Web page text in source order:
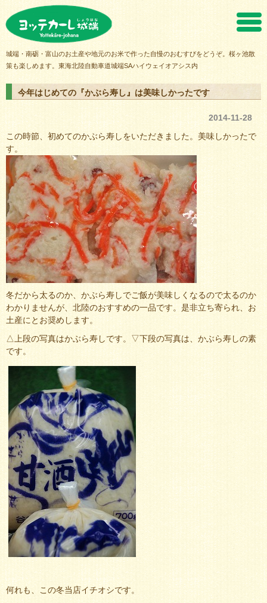
城端・南砺・富山のお土産や地元のお米で作った自慢のおむすびをどうぞ。桜ヶ池散
策も楽しめます。東海北陸自動車道城端SAハイウェイオアシス内
今年はじめての『かぶら寿し』は美味しかったです
2014-11-28
この時節、初めてのかぶら寿しをいただきました。美味しかったで
す。
冬だから太るのか、かぶら寿しでご飯が美味しくなるので太るのか
わかりませんが、北陸のおすすめの一品です。是非立ち寄られ、お
土産にとお奨めします。
△上段の写真はかぶら寿しです。▽下段の写真は、かぶら寿しの素
です。
何れも、この冬当店イチオシです。